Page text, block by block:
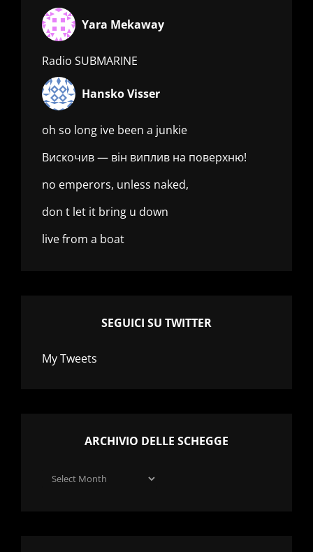
Yara Mekaway
Radio SUBMARINE
Hansko Visser
oh so long ive been a junkie
Вискочив — він виплив на поверхню!
no emperors, unless naked,
don t let it bring u down
live from a boat
SEGUICI SU TWITTER
My Tweets
ARCHIVIO DELLE SCHEGGE
Archivio